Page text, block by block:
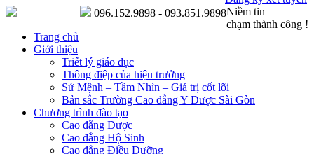
Niềm tin
chạm thành công !
096.152.9898 - 093.851.9898
Trang chủ
Giới thiệu
Triết lý giáo dục
Thông điệp của hiệu trưởng
Sứ Mệnh – Tầm Nhìn – Giá trị cốt lõi
Bản sắc Trường Cao đẳng Y Dược Sài Gòn
Chương trình đào tạo
Cao đẳng Dược
Cao đẳng Hộ Sinh
Cao đẳng Điều Dưỡng